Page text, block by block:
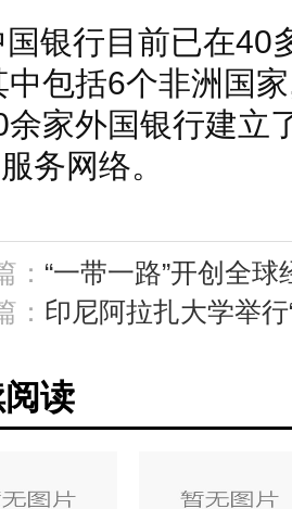
国银行目前已在40
中包括6个非洲国
余家外国银行建立
务网络。
： “一带一路”开创全
： 印尼阿拉扎大学举
读